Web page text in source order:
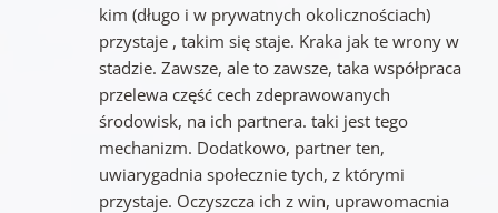
kim (długo i w prywatnych okolicznościach)
przystaje , takim się staje. Kraka jak te wrony w
stadzie. Zawsze, ale to zawsze, taka współpraca
przelewa część cech zdeprawowanych
środowisk, na ich partnera. taki jest tego
mechanizm. Dodatkowo, partner ten,
uwiarygadnia społecznie tych, z którymi
przystaje. Oczyszcza ich z win, uprawomacnia